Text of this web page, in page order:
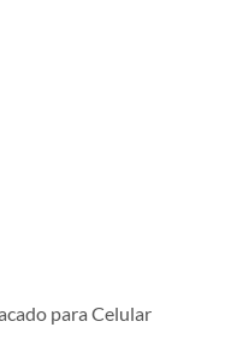
para Celular